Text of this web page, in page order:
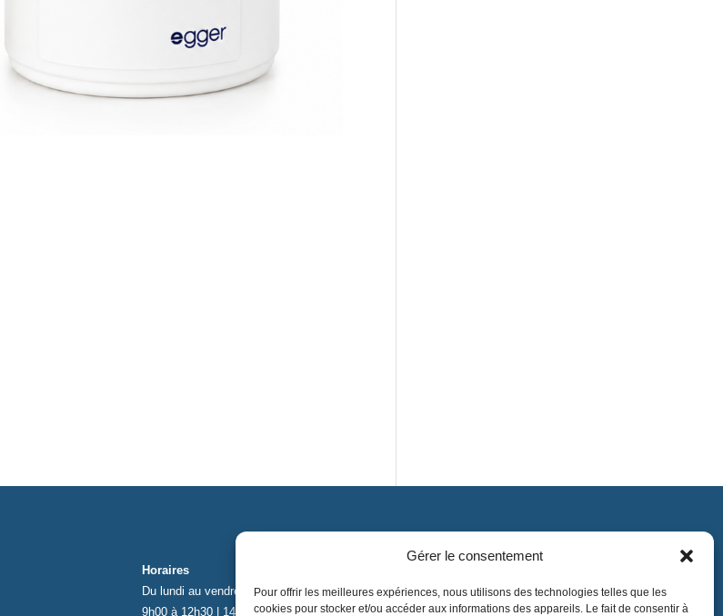
Gérer le consentement
Pour offrir les meilleures expériences, nous utilisons des technologies telles que les
cookies pour stocker et/ou accéder aux informations des appareils. Le fait de consentir à
Horaires
Du lundi au vendredi
9h00 à 12h30 | 14h00 à 17h00
contact@lnea-audition.com
+33 (0)1 34 67 67 17